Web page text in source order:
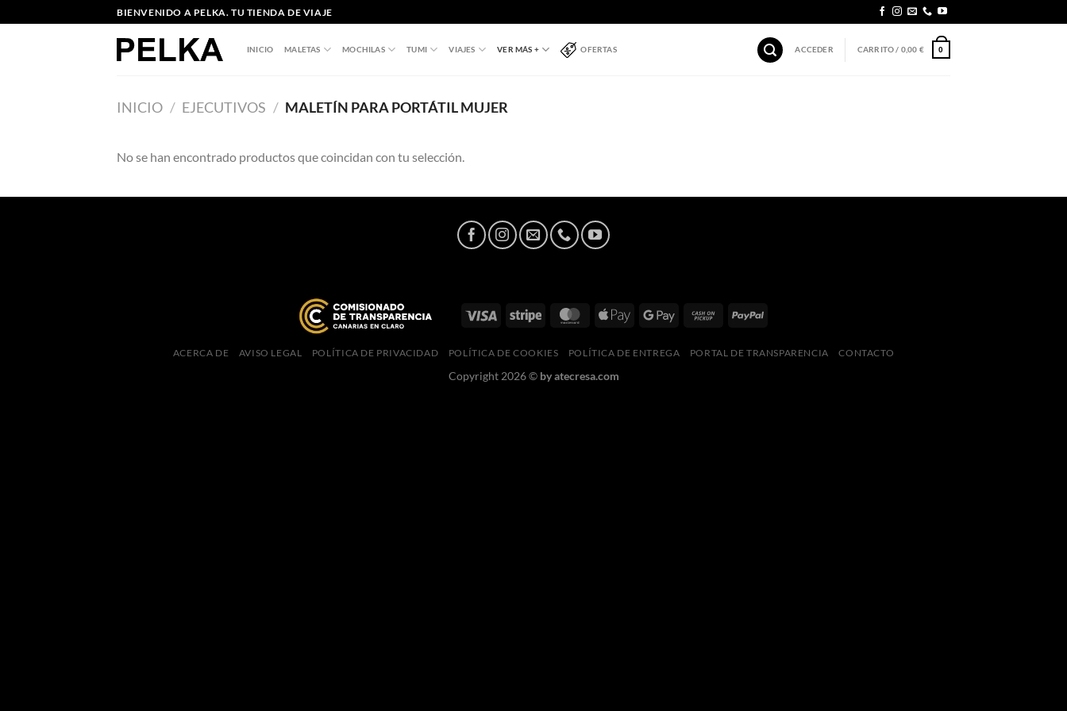
al
BIENVENIDO A PELKA. TU TIENDA DE VIAJE
INICIO MALETAS MOCHILAS TUMI VIAJES VER MÁS + OFERTAS ACCEDER CARRITO / 0,00 € 0
INICIO / EJECUTIVOS / MALETÍN PARA PORTÁTIL MUJER
No se han encontrado productos que coincidan con tu selección.
ACERCA DE AVISO LEGAL POLÍTICA DE PRIVACIDAD POLÍTICA DE COOKIES POLÍTICA DE ENTREGA PORTAL DE TRANSPARENCIA CONTACTO
Copyright 2026 © byatecresa.com